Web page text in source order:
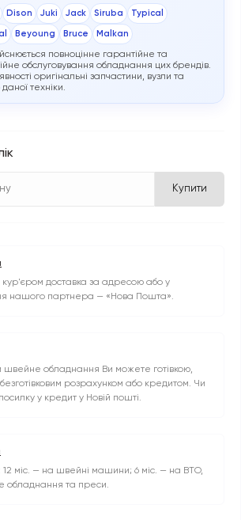
Dison Juki Jack Siruba Typical
Beyoung Bruce Malkan
повноцінне гарантійне та
обслуговування обладнання цих брендів.
оригінальні запчастини, вузли та
техніки.
Купити
кур'єром доставка за адресою або у
нашого партнера — «Нова Пошта».
швейне обладнання Ви можете готівкою,
розрахунком або кредитом. Чи
у кредит у Новій пошті.
12 міс. — на швейні машини; 6 міс. — на ВТО,
обладнання та преси.